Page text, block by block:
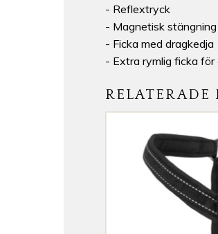
- Reflextryck
- Magnetisk stängning
- Ficka med dragkedja
- Extra rymlig ficka för
RELATERADE